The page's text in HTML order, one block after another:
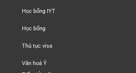
Học bổng IYT
Học bổng
Thủ tục visa
Văn hoá Ý